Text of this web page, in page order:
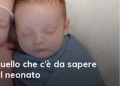
che c’è da sapere
neonato